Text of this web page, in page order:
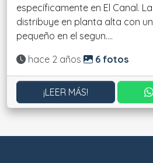
específicamente en El Canal.
distribuye en planta alta con
pequeño en el segun....
Actualizado:
hace 2 años 6 fotos
¡LEER MÁS!